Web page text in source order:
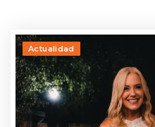
Actualidad